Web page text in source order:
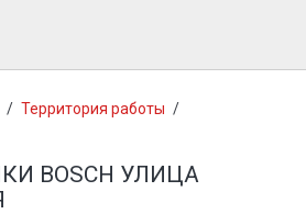
/ Территория работы /
BOSCH УЛИЦА